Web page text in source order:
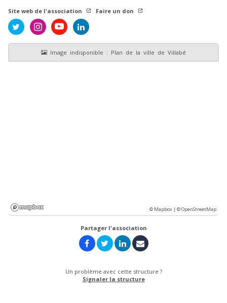
Site web de l'association Faire un don
© Mapbox |© OpenStreetMap
Partager l'association
Un problème avec cette structure ?
Signaler la structure